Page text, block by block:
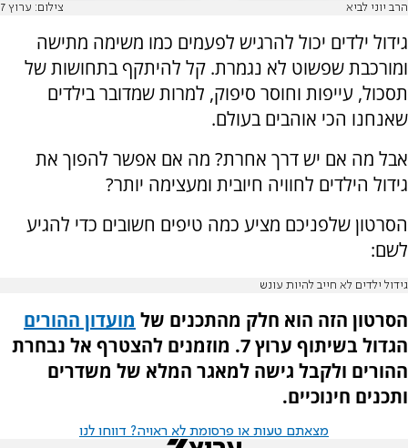
הרב יוני לביא צילום: ערוץ 7
גידול ילדים יכול להרגיש לפעמים כמו משימה מתישה
ומורכבת שפשוט לא נגמרת. קל להיתקף בתחושות של
תסכול, עייפות וחוסר סיפוק, למרות שמדובר בילדים
שאנחנו הכי אוהבים בעולם.
אבל מה אם יש דרך אחרת? מה אם אפשר להפוך את
גידול הילדים לחוויה חיובית ומעצימה יותר?
הסרטון שלפניכם מציע כמה טיפים חשובים כדי להגיע
לשם:
גידול ילדים לא חייב להיות עונש
הסרטון הזה הוא חלק מהתכנים של מועדון ההורים
הגדול בשיתוף ערוץ 7. מוזמנים להצטרף אל נבחרת
ההורים ולקבל גישה למאגר המלא של משדרים
ותכנים חינוכיים.
מצאתם טעות או פרסומת לא ראויה? דווחו לנו